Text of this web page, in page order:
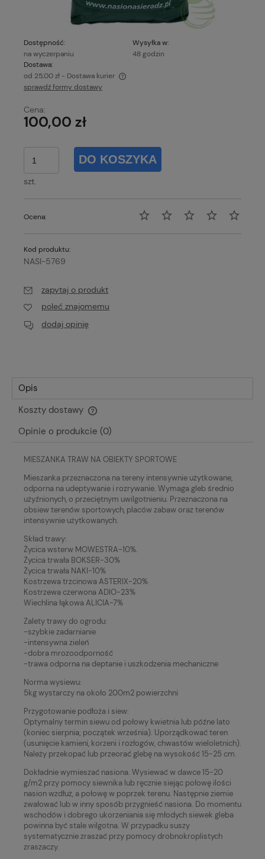
Dostępność:
na wyczerpaniu
Wysyłka w:
48 godzin
Dostawa:
od 25,00 zł - Dostawa kurier
Cena nie zawiera ewentualnych kosztów płatności
sprawdź formy dostawy
Cena:
100,00 zł
szt.
DO KOSZYKA
Ocena:
Kod produktu:
NASI-5769
zapytaj o produkt
poleć znajomemu
dodaj opinię
Opis
Koszty dostawy
Cena nie zawiera ewentualnych kosztów płatności
Opinie o produkcie (0)
MIESZANKA TRAW NA OBIEKTY SPORTOWE
Mieszanka przeznaczona na tereny intensywnie użytkowane,
odporna na udeptywanie i rozrywanie. Wymaga gleb średnio
użyźnionych, o przeciętnym uwilgotnieniu. Przeznaczona na
obsiew terenów sportowych, placów zabaw oraz terenów
intensywnie użytkowanych.
Skład trawy:
Życica wsterw MOWESTRA-10%.
Życica trwała BOKSER-30%
Życica trwała NAKI-10%
Kostrzewa trzcinowa ASTERIX-20%
Kostrzewa czerwona ADIO-23%
Wiechlina łąkowa ALICIA-7%
Zalety trawy do ogrodu:
-szybkie zadarnianie
-intensywna zieleń
-dobra mrozoodporność
-trawa odporna na deptanie i uszkodzenia mechaniczne
Norma wysiewu:
5kg wystarczy na około 200m2 powierzchni
Przygotowanie podłoża i siew:
Optymalny termin siewu od połowy kwietnia lub późne lato
(koniec sierpnia; początek września). Uporządkować teren
(usunięcie kamieni, korzeni i rozłogów, chwastów wieloletnich).
Należy przekopać lub przeorać glebę na wysokość 15-25 cm.
Dokładnie wymieszać nasiona. Wysiewać w dawce 15-20
g/m2 przy pomocy siewnika lub ręcznie siejąc połowę ilości
nasion wzdłuż, a połowę w poprzek terenu. Następnie ziemie
zwałować lub w inny sposób przygnieść nasiona. Do momentu
wschodów i dobrego ukorzeniania się młodych siewek gleba
powinna być stale wilgotna. W przypadku suszy
systematycznie zraszać przy pomocy drobnokroplistych
zraszaczy.